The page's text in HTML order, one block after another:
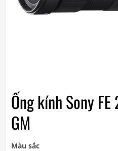
Ống kính Sony
GM
Màu sắc